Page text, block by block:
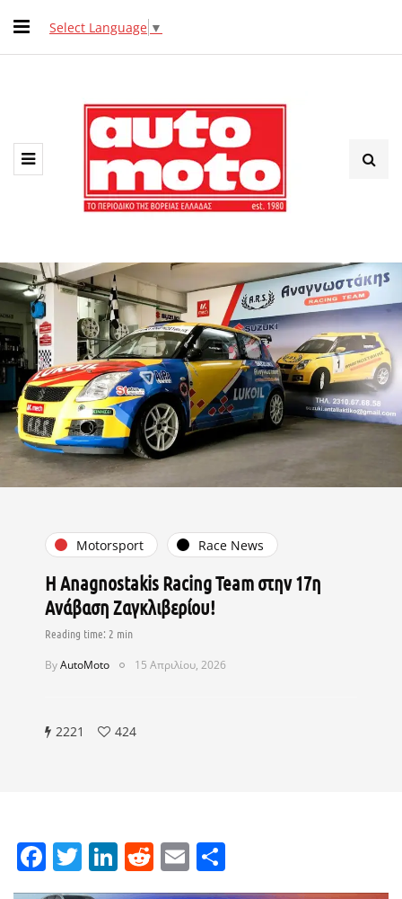
Select Language ▼
Motorsport Race News
Η Anagnostakis Racing Team στην 17η
Ανάβαση Ζαγκλιβερίου!
ByAutoMoto 15 Απριλίου, 2026
2221 424
Facebook
Twitter
LinkedIn
Reddit
Email